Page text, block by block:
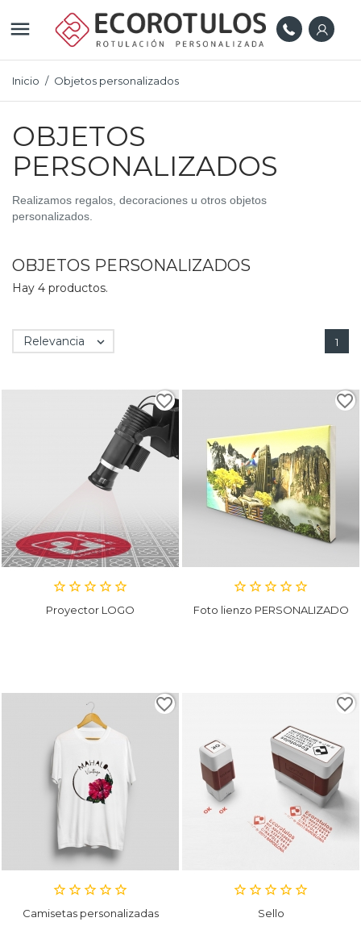

Inicio Objetos personalizados
OBJETOS
PERSONALIZADOS
Realizamos regalos, decoraciones u otros objetos
personalizados.
OBJETOS PERSONALIZADOS
Hay 4 productos.
Relevancia  1
Proyector LOGO
favorite_border
Foto lienzo PERSONALIZADO
favorite_border
Camisetas personalizadas
favorite_border
Sello
favorite_border